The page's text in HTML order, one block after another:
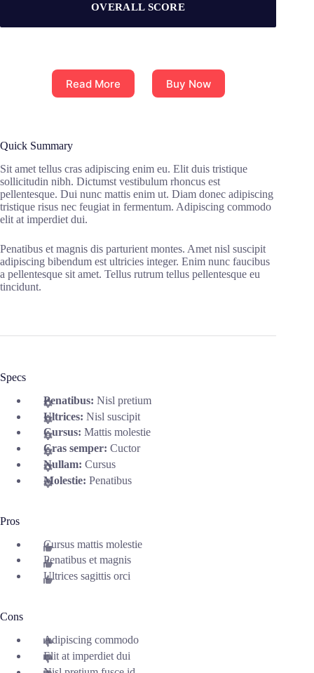
OVERALL SCORE
Read More Buy Now
Quick Summary
Sit amet tellus cras adipiscing enim eu. Elit duis tristique
sollicitudin nibh. Dictumst vestibulum rhoncus est
pellentesque. Dui nunc mattis enim ut. Diam donec adipiscing
tristique risus nec feugiat in fermentum. Adipiscing commodo
elit at imperdiet dui.
Penatibus et magnis dis parturient montes. Amet nisl suscipit
adipiscing bibendum est ultricies integer. Enim nunc faucibus
a pellentesque sit amet. Tellus rutrum tellus pellentesque eu
tincidunt.
Specs
Penatibus: Nisl pretium
Ultrices: Nisl suscipit
Cursus: Mattis molestie
Cras semper: Cuctor
Nullam: Cursus
Molestie: Penatibus
Pros
Cursus mattis molestie
Penatibus et magnis
Ultrices sagittis orci
Cons
Adipiscing commodo
Elit at imperdiet dui